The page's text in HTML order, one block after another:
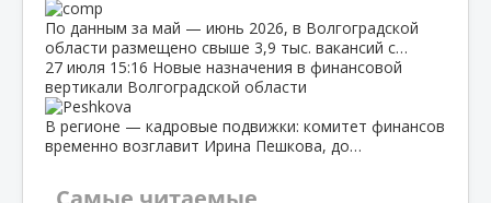
По данным за май — июнь 2026, в Волгоградской
области размещено свыше 3,9 тыс. вакансий с…
27 июля 15:16 Новые назначения в финансовой
вертикали Волгоградской области
В регионе — кадровые подвижки: комитет финансов
временно возглавит Ирина Пешкова, до…